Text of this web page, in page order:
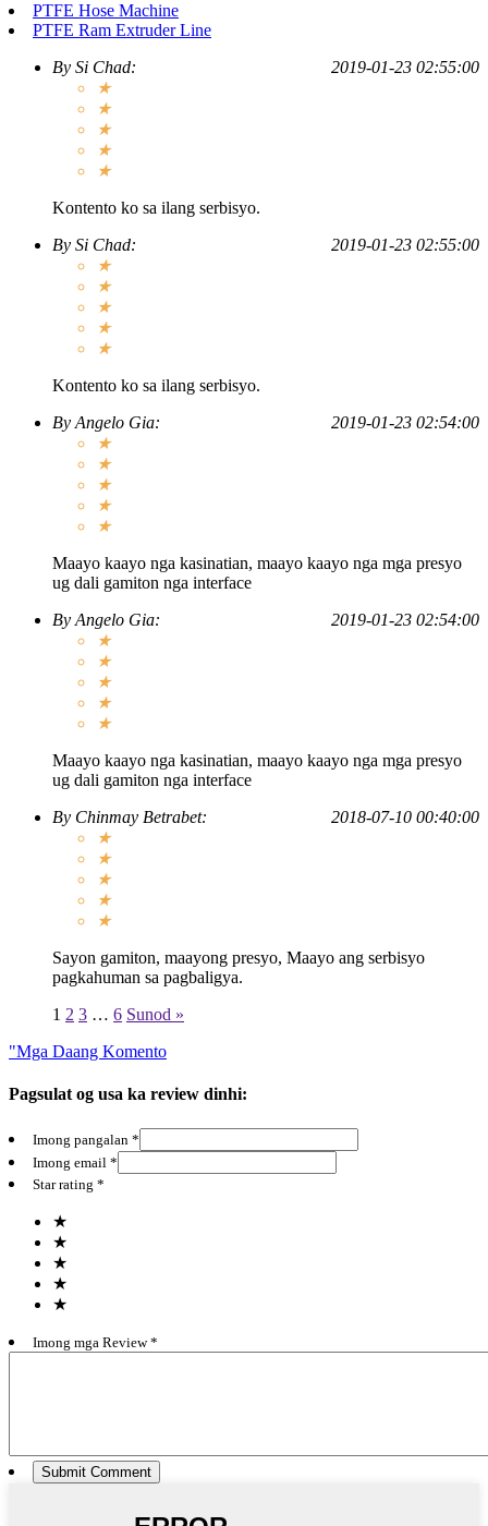
PTFE Hose Machine
PTFE Ram Extruder Line
2019-01-23 02:55:00
By Si Chad:
★
★
★
★
★
Kontento ko sa ilang serbisyo.
2019-01-23 02:55:00
By Si Chad:
★
★
★
★
★
Kontento ko sa ilang serbisyo.
2019-01-23 02:54:00
By Angelo Gia:
★
★
★
★
★
Maayo kaayo nga kasinatian, maayo kaayo nga mga presyo
ug dali gamiton nga interface
2019-01-23 02:54:00
By Angelo Gia:
★
★
★
★
★
Maayo kaayo nga kasinatian, maayo kaayo nga mga presyo
ug dali gamiton nga interface
2018-07-10 00:40:00
By Chinmay Betrabet:
★
★
★
★
★
Sayon gamiton, maayong presyo, Maayo ang serbisyo
pagkahuman sa pagbaligya.
1 2 3 … 6 Sunod »
"Mga Daang Komento
Pagsulat og usa ka review dinhi:
Imong pangalan *
Imong email *
Star rating *
★
★
★
★
★
Imong mga Review *